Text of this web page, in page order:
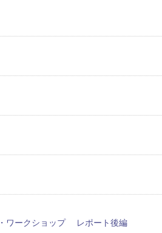
ワークショップ レポート後編